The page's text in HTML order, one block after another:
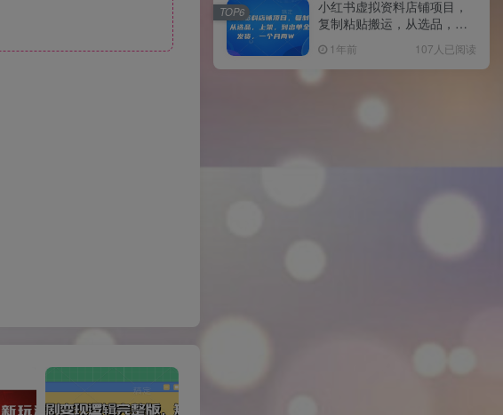
小红书虚拟资料店铺项目，
复制粘贴搬运，从选品，上
个月两W
1年前 107人已阅读
TOP6